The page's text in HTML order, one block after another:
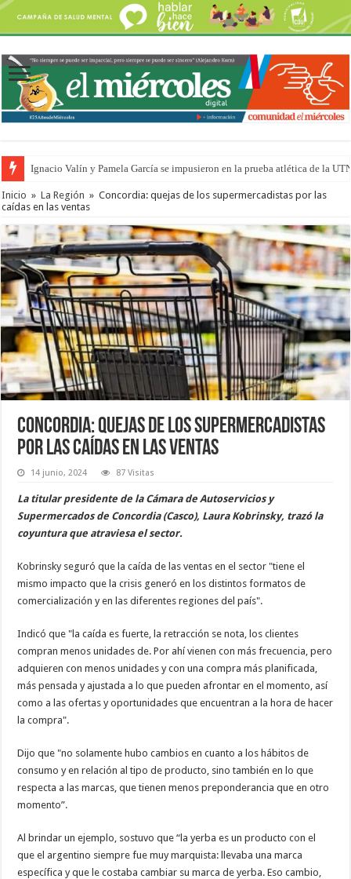
Ignacio Valín y Pamela García se impusieron en la prueba atlética de la
Inicio » La Región » Concordia: quejas de los supermercadistas por las
caídas en las ventas
Concordia: quejas de los supermercadistas
por las caídas en las ventas
14 junio, 2024 87 Visitas
La titular presidente de la Cámara de Autoservicios y
Supermercados de Concordia (Casco), Laura Kobrinsky, trazó la
coyuntura que atraviesa el sector.
Kobrinsky seguró que la caída de las ventas en el sector "tiene el
mismo impacto que la crisis generó en los distintos formatos de
comercialización y en las diferentes regiones del país".
Indicó que "la caída es fuerte, la retracción se nota, los clientes
compran menos unidades de. Por ahí vienen con más frecuencia, pero
adquieren con menos unidades y con una compra más planificada,
más pensada y ajustada a lo que pueden afrontar en el momento, así
como a las ofertas y oportunidades que encuentran a la hora de hacer
la compra".
Dijo que "no solamente hubo cambios en cuanto a los hábitos de
consumo y en relación al tipo de producto, sino también en lo que
respecta a las marcas, que tienen menos preponderancia que en otro
momento”.
Al brindar un ejemplo, sostuvo que “la yerba es un producto con el
que el argentino siempre fue muy marquista: llevaba una marca
específica y que le costaba cambiar su marca de yerba. Eso cambio,